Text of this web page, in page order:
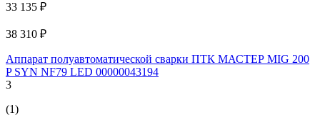
33 135 ₽
38 310 ₽
Аппарат полуавтоматической сварки ПТК МАСТЕР MIG 200
P SYN NF79 LED 00000043194
3
(1)